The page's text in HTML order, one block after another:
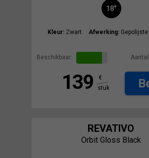
18"
Kleur: Zwart Afwerking:
Beschikbaar: Aantal:
139
€
stuk
REVATIVO
Orbit Gloss Black